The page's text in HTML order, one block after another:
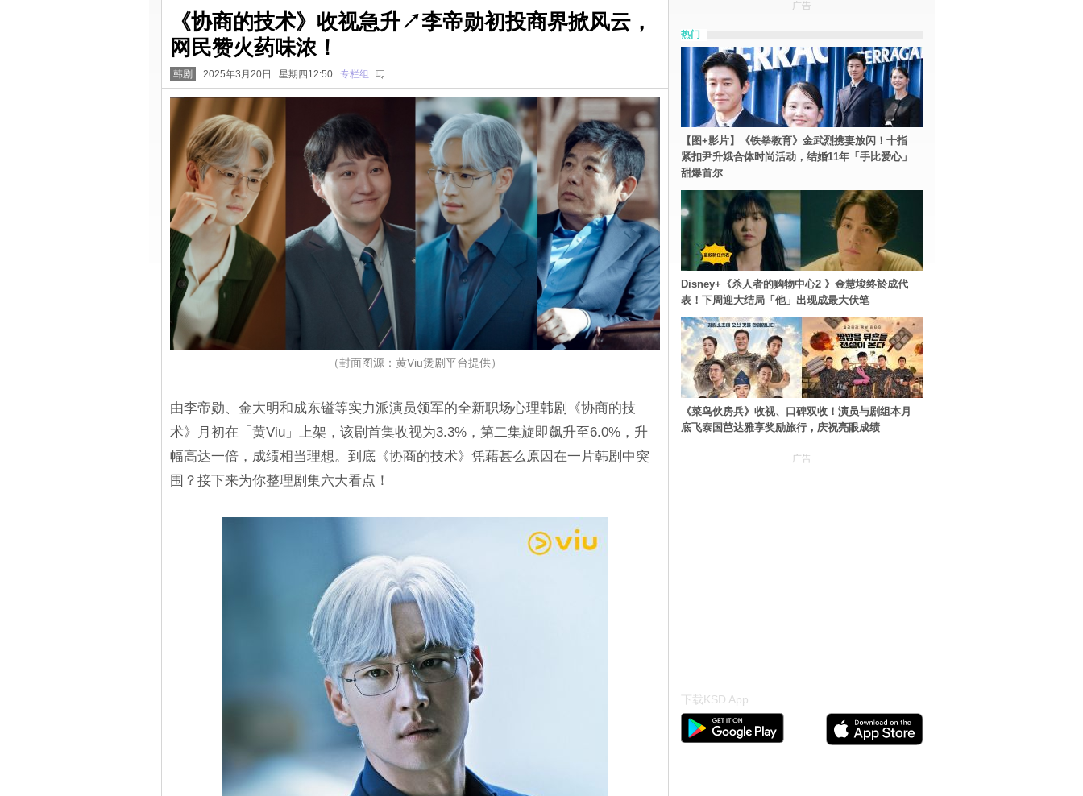
《协商的技术》收视急升↗李帝勋初投商界掀风云，
网民赞火药味浓！
韩剧 2025年3月20日 星期四12:50 专栏组
（封面图源：黄Viu煲剧平台提供）
由李帝勋、金大明和成东镒等实力派演员领军的全新职场心理韩剧《协商的技
术》月初在「黄Viu」上架，该剧首集收视为3.3%，第二集旋即飙升至6.0%，升
幅高达一倍，成绩相当理想。到底《协商的技术》凭藉甚么原因在一片韩剧中突
围？接下来为你整理剧集六大看点！
广告
热门
【图+影片】《铁拳教育》金武烈携妻放闪！十指
紧扣尹升娥合体时尚活动，结婚11年「手比爱心」
甜爆首尔
Disney+《杀人者的购物中心2 》金慧埈终於成代
表！下周迎大结局「他」出现成最大伏笔
《菜鸟伙房兵》收视、口碑双收！演员与剧组本月
底飞泰国芭达雅享奖励旅行，庆祝亮眼成绩
广告
下载KSD App